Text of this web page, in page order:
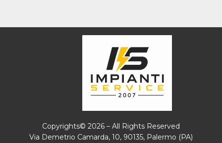
Copyrights© 2026 – All Rights Reserved
Via Demetrio Camarda, 10, 90135, Palermo (PA)